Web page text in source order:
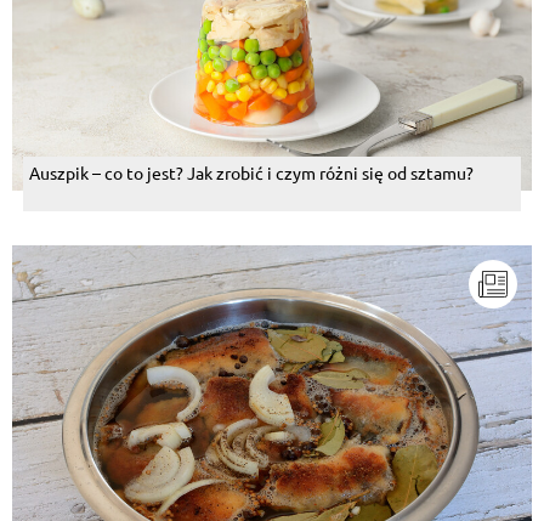
Auszpik – co to jest? Jak zrobić i czym różni się od sztamu?